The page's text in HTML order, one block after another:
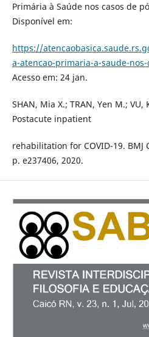
Primária à Saúde nos casos de
Disponível em:
https://
a-atencao-primaria-a-saude-
Acesso em: 24 jan.
SHAN, Mia X.; TRAN, Yen M.; VU,
Postacute inpatient
rehabilitation for COVID-19. BMJ
p. e237406, 2020.